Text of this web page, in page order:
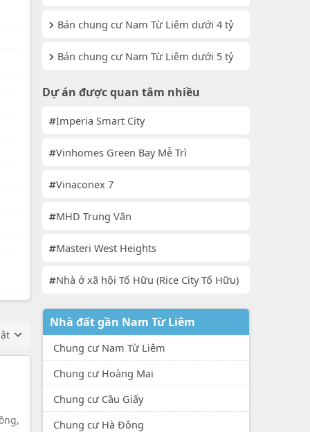
Bán chung cư Nam Từ Liêm dưới 4 tỷ
Bán chung cư Nam Từ Liêm dưới 5 tỷ
Dự án được quan tâm nhiều
Imperia Smart City
Vinhomes Green Bay Mễ Trì
Vinaconex 7
MHD Trung Văn
Masteri West Heights
Nhà ở xã hội Tố Hữu (Rice City Tố Hữu)
Nhà đất gần Nam Từ Liêm
Chung cư Nam Từ Liêm
Chung cư Hoàng Mai
Chung cư Cầu Giấy
Chung cư Hà Đông